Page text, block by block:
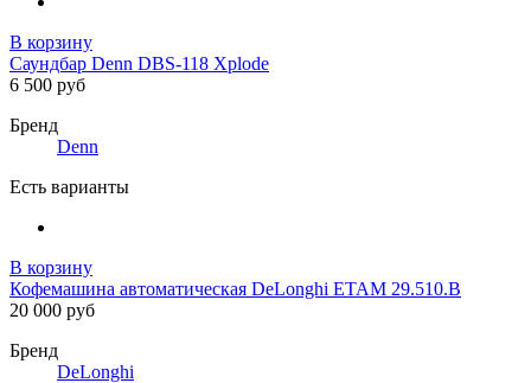
В корзину
Саундбар Denn DBS-118 Xplode
6 500 руб
Бренд
Denn
Есть варианты
В корзину
Кофемашина автоматическая DeLonghi ETAM 29.510.B
20 000 руб
Бренд
DeLonghi